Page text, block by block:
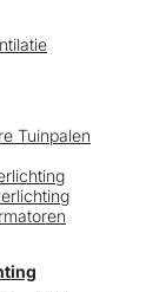
Tuinpalen